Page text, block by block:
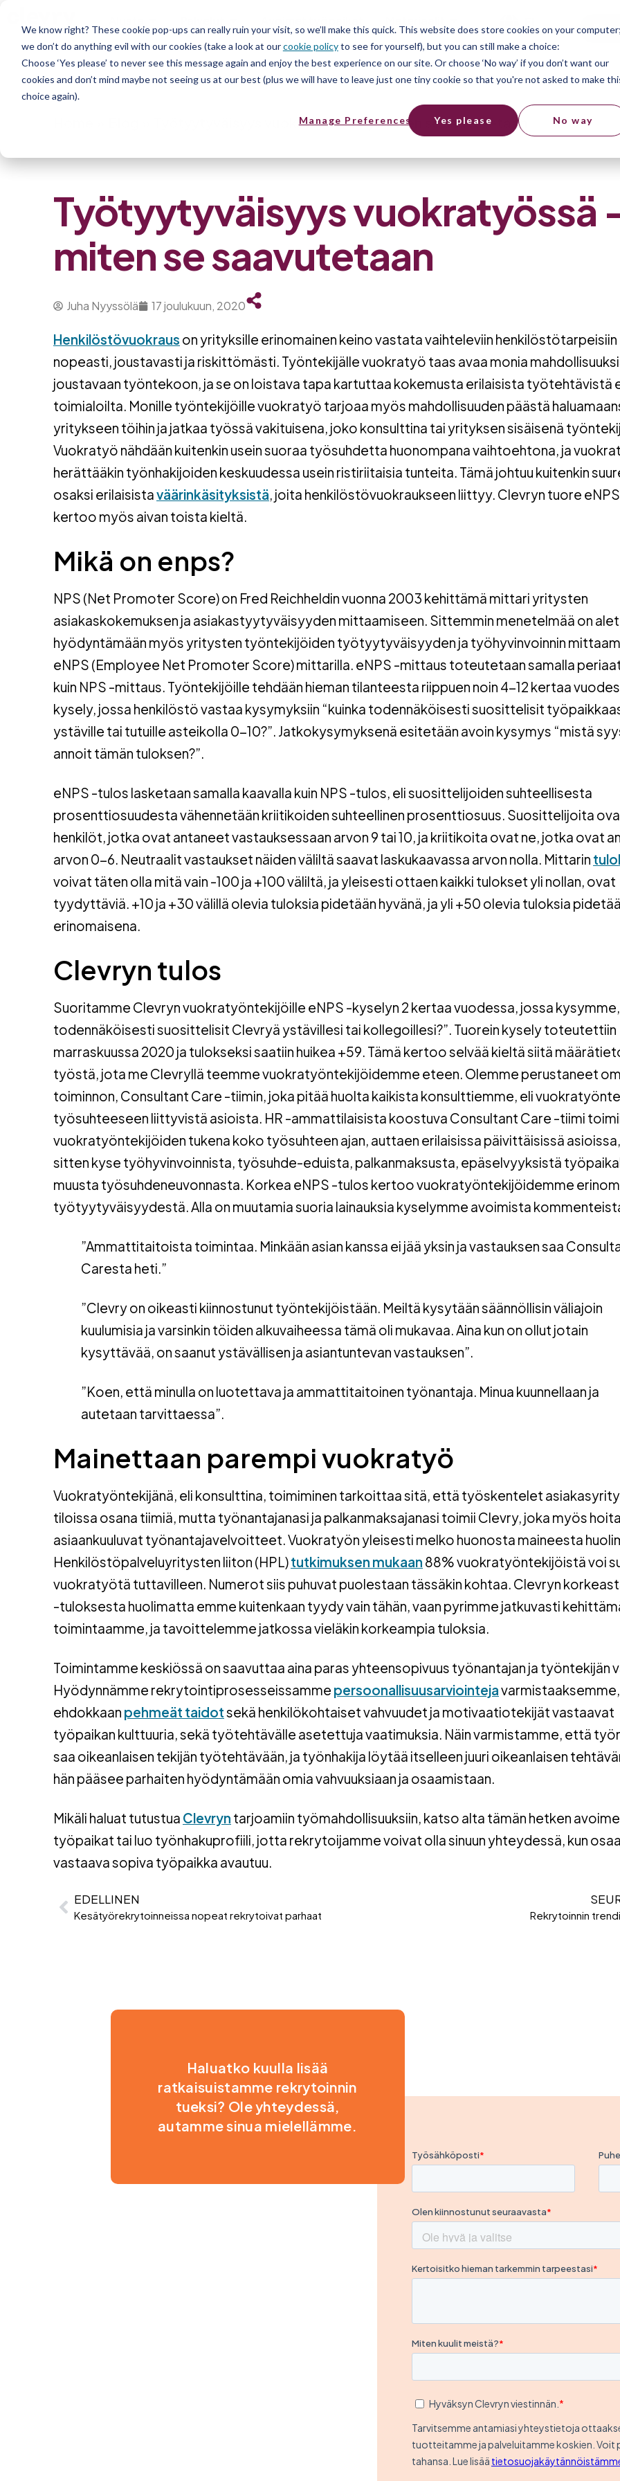
We know right? These cookie pop-ups can really ruin your visit, so we’ll make this quick. This website does store cookies on your computer;
we don’t do anything evil with our cookies (take a look at ourcookie policyto see for yourself), but you can still make a choice:
Choose ‘Yes please’ to never see this message again and enjoy the best experience on our site. Or choose ‘No way’ if you don’t want our
cookies and don’t mind maybe not seeing us at our best (plus we will have to leave just one tiny cookie so that you're not asked to make
choice again).
Manage Preferences Yes please No way
Työtyytyväisyys vuokratyössä – ja miten se saavutetaan
Työtyytyväisyys vuokratyössä
miten se saavutetaan
Juha Nyyssölä 17 joulukuun, 2020
Henkilöstövuokraus on yrityksille erinomainen keino vastata vaihteleviin henkilöstötarpeisiin
nopeasti, joustavasti ja riskittömästi. Työntekijälle vuokratyö taas avaa monia
joustavaan työntekoon, ja se on loistava tapa kartuttaa kokemusta erilaisista työtehtävistä
toimialoilta. Monille työntekijöille vuokratyö tarjoaa myös mahdollisuuden päästä
yritykseen töihin ja jatkaa työssä vakituisena, joko konsulttina tai yrityksen sisäisenä
Vuokratyö nähdään kuitenkin usein suoraa työsuhdetta huonompana vaihtoehtona, ja
herättääkin työnhakijoiden keskuudessa usein ristiriitaisia tunteita. Tämä johtuu kuitenkin
osaksi erilaisistaväärinkäsityksistä, joita henkilöstövuokraukseen liittyy. Clevryn tuore
kertoo myös aivan toista kieltä.
Mikä on enps?
NPS (Net Promoter Score) on Fred Reichheldin vuonna 2003 kehittämä mittari yritysten
asiakaskokemuksen ja asiakastyytyväisyyden mittaamiseen. Sittemmin menetelmää on
hyödyntämään myös yritysten työntekijöiden työtyytyväisyyden ja työhyvinvoinnin
eNPS (Employee Net Promoter Score) mittarilla. eNPS -mittaus toteutetaan samalla
kuin NPS -mittaus. Työntekijöille tehdään hieman tilanteesta riippuen noin 4-12 kertaa
kysely, jossa henkilöstö vastaa kysymyksiin “kuinka todennäköisesti suosittelisit
ystäville tai tutuille asteikolla 0-10?”. Jatkokysymyksenä esitetään avoin kysymys “mistä
annoit tämän tuloksen?”.
eNPS -tulos lasketaan samalla kaavalla kuin NPS -tulos, eli suosittelijoiden suhteellisesta
prosenttiosuudesta vähennetään kriitikoiden suhteellinen prosenttiosuus. Suosittelijoita
henkilöt, jotka ovat antaneet vastauksessaan arvon 9 tai 10, ja kriitikoita ovat ne, jotka ovat
arvon 0-6. Neutraalit vastaukset näiden väliltä saavat laskukaavassa arvon nolla. Mittarin
voivat täten olla mitä vain -100 ja +100 väliltä, ja yleisesti ottaen kaikki tulokset yli nollan, ovat
tyydyttäviä. +10 ja +30 välillä olevia tuloksia pidetään hyvänä, ja yli +50 olevia tuloksia
erinomaisena.
Clevryn tulos
Suoritamme Clevryn vuokratyöntekijöille eNPS -kyselyn 2 kertaa vuodessa, jossa kysymme,
todennäköisesti suosittelisit Clevryä ystävillesi tai kollegoillesi?”. Tuorein kysely toteutettiin
marraskuussa 2020 ja tulokseksi saatiin huikea +59. Tämä kertoo selvää kieltä siitä
työstä, jota me Clevryllä teemme vuokratyöntekijöidemme eteen. Olemme perustaneet
toiminnon, Consultant Care -tiimin, joka pitää huolta kaikista konsulttiemme, eli
työsuhteeseen liittyvistä asioista. HR -ammattilaisista koostuva Consultant Care -tiimi
vuokratyöntekijöiden tukena koko työsuhteen ajan, auttaen erilaisissa päivittäisissä
sitten kyse työhyvinvoinnista, työsuhde-eduista, palkanmaksusta, epäselvyyksistä
muusta työsuhdeneuvonnasta. Korkea eNPS -tulos kertoo vuokratyöntekijöidemme
työtyytyväisyydestä. Alla on muutamia suoria lainauksia kyselymme avoimista
”Ammattitaitoista toimintaa. Minkään asian kanssa ei jää yksin ja vastauksen saa
Caresta heti.”
”Clevry on oikeasti kiinnostunut työntekijöistään. Meiltä kysytään säännöllisin väliajoin
kuulumisia ja varsinkin töiden alkuvaiheessa tämä oli mukavaa. Aina kun on ollut jotain
kysyttävää, on saanut ystävällisen ja asiantuntevan vastauksen”.
”Koen, että minulla on luotettava ja ammattitaitoinen työnantaja. Minua kuunnellaan ja
autetaan tarvittaessa”.
Mainettaan parempi vuokratyö
Vuokratyöntekijänä, eli konsulttina, toimiminen tarkoittaa sitä, että työskentelet
tiloissa osana tiimiä, mutta työnantajanasi ja palkanmaksajanasi toimii Clevry, joka myös
asiaankuuluvat työnantajavelvoitteet. Vuokratyön yleisesti melko huonosta maineesta
Henkilöstöpalveluyritysten liiton (HPL)tutkimuksen mukaan 88% vuokratyöntekijöistä voi
vuokratyötä tuttavilleen. Numerot siis puhuvat puolestaan tässäkin kohtaa. Clevryn
-tuloksesta huolimatta emme kuitenkaan tyydy vain tähän, vaan pyrimme jatkuvasti
toimintaamme, ja tavoittelemme jatkossa vieläkin korkeampia tuloksia.
Toimintamme keskiössä on saavuttaa aina paras yhteensopivuus työnantajan ja työntekijän
Hyödynnämme rekrytointiprosesseissamme persoonallisuusarviointeja
ehdokkaan pehmeät taidotsekä henkilökohtaiset vahvuudet ja motivaatiotekijät vastaavat
työpaikan kulttuuria, sekä työtehtävälle asetettuja vaatimuksia. Näin varmistamme, että
saa oikeanlaisen tekijän työtehtävään, ja työnhakija löytää itselleen juuri oikeanlaisen
hän pääsee parhaiten hyödyntämään omia vahvuuksiaan ja osaamistaan.
Mikäli haluat tutustua Clevryn tarjoamiin työmahdollisuuksiin, katso alta tämän hetken
työpaikat tai luo työnhakuprofiili, jotta rekrytoijamme voivat olla sinuun yhteydessä, kun
vastaava sopiva työpaikka avautuu.
EDELLINEN
Kesätyörekrytoinneissa nopeat rekrytoivat parhaat Rekrytoinnin
Haluatko kuulla lisää
ratkaisuistamme rekrytoinnin
tueksi? Ole yhteydessä,
autamme sinua mielellämme.